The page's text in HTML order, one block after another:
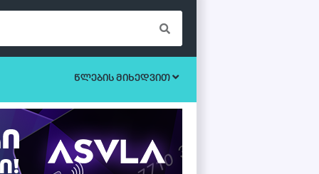
ბოევიკი
ეროტიული
უკრაინული სერიალები
წლების მიხედვით